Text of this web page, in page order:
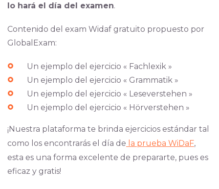
lo hará el día del examen.
Contenido del exam Widaf gratuito propuesto por
GlobalExam:
Un ejemplo del ejercicio « Fachlexik »
Un ejemplo del ejercicio « Grammatik »
Un ejemplo del ejercicio « Leseverstehen »
Un ejemplo del ejercicio « Hörverstehen »
¡Nuestra plataforma te brinda ejercicios estándar tal
como los encontrarás el día de la prueba WiDaF,
esta es una forma excelente de prepararte, pues es
eficaz y gratis!